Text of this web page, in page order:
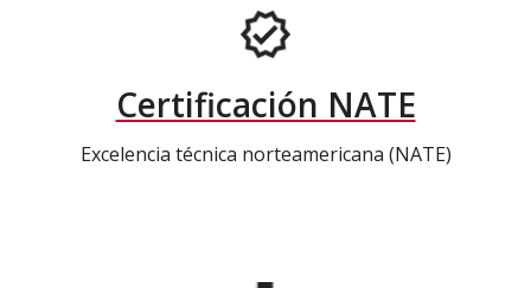
Certificación NATE
Excelencia técnica norteamericana (NATE)